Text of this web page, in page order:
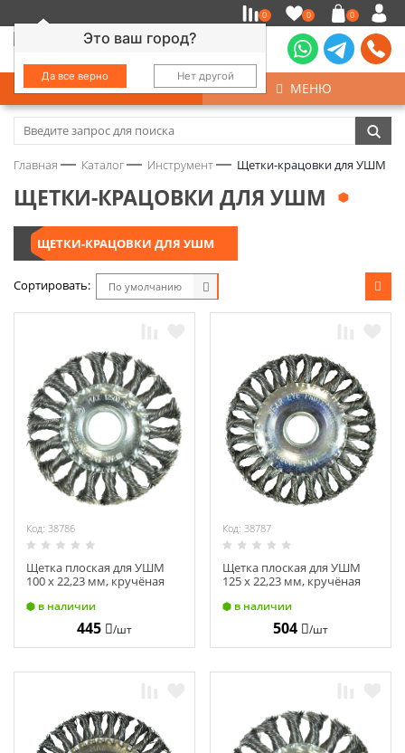
Это ваш город?
Да все верно Нет другой
0 0 0
КАТАЛОГ МЕНЮ
Замочно-скобяные изделия
Колеса
Круги и абразивы
Нержавейка
Химия
Хозтовары
Электроды и проволока
Главная Каталог Инструмент Щетки-крацовки для УШМ
ЩЕТКИ-КРАЦОВКИ ДЛЯ УШМ
ЩЕТКИ-КРАЦОВКИ ДЛЯ УШМ
Сортировать: По умолчанию
Код: 38786
Щетка плоская для УШМ
100 х 22,23 мм, кручёная
221100
в наличии
445 /шт
Код: 38787
Щетка плоская для УШМ
125 х 22,23 мм, кручёная
221125
в наличии
504 /шт